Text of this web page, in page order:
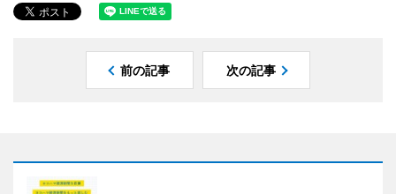
前の記事 次の記事